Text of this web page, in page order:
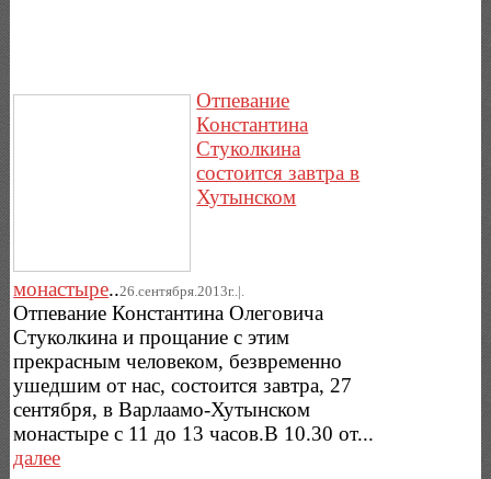
Отпевание
Константина
Стуколкина
состоится завтра в
Хутынском
монастыре..26.сентября.2013г..|.
Отпевание Константина Олеговича
Стуколкина и прощание с этим
прекрасным человеком, безвременно
ушедшим от нас, состоится завтра, 27
сентября, в Варлаамо-Хутынском
монастыре с 11 до 13 часов.В 10.30 от...
далее